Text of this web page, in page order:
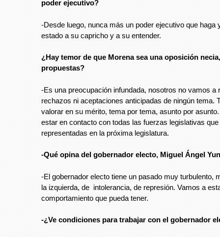
poder ejecutivo?
-Desde luego, nunca más un poder ejecutivo que haga
estado a su capricho y a su entender.
¿Hay temor de que Morena sea una oposición
propuestas?
-Es una preocupación infundada, nosotros no vamos a
rechazos ni aceptaciones anticipadas de ningún tema.
valorar en su mérito, tema por tema, asunto por
estar en contacto con todas las fuerzas legislativas
representadas en la próxima legislatura.
-Qué opina del gobernador electo, Miguel Ángel
-El gobernador electo tiene un pasado muy turbulento,
la izquierda, de intolerancia, de represión. Vamos a
comportamiento que pueda tener.
-¿Ve condiciones para trabajar con el gobernador